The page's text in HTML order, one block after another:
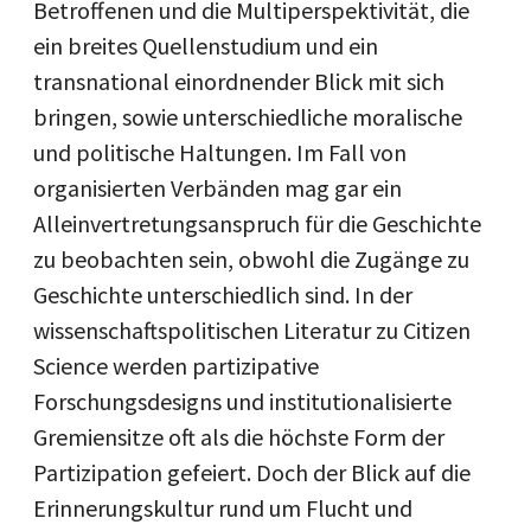
Betroffenen und die Multiperspektivität, die
ein breites Quellenstudium und ein
transnational einordnender Blick mit sich
bringen, sowie unterschiedliche moralische
und politische Haltungen. Im Fall von
organisierten Verbänden mag gar ein
Alleinvertretungsanspruch für die Geschichte
zu beobachten sein, obwohl die Zugänge zu
Geschichte unterschiedlich sind. In der
wissenschaftspolitischen Literatur zu Citizen
Science werden partizipative
Forschungsdesigns und institutionalisierte
Gremiensitze oft als die höchste Form der
Partizipation gefeiert. Doch der Blick auf die
Erinnerungskultur rund um Flucht und